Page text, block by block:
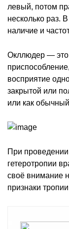
левый, потом
несколько раз.
наличие и
Окллюдер — это
восприятие
закрытой или
или как
При
гетеротропии
своё внимание
признаки